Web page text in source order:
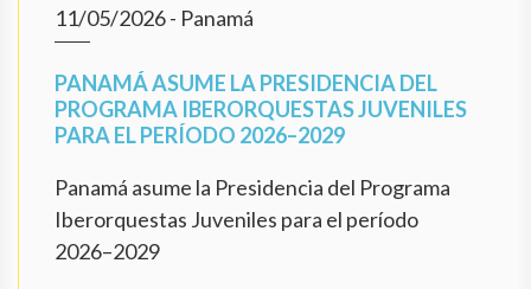
11/05/2026- Panamá
PANAMÁ ASUME LA PRESIDENCIA DEL
PROGRAMA IBERORQUESTAS JUVENILES
PARA EL PERÍODO 2026–2029
Panamá asume la Presidencia del Programa
Iberorquestas Juveniles para el período
2026–2029